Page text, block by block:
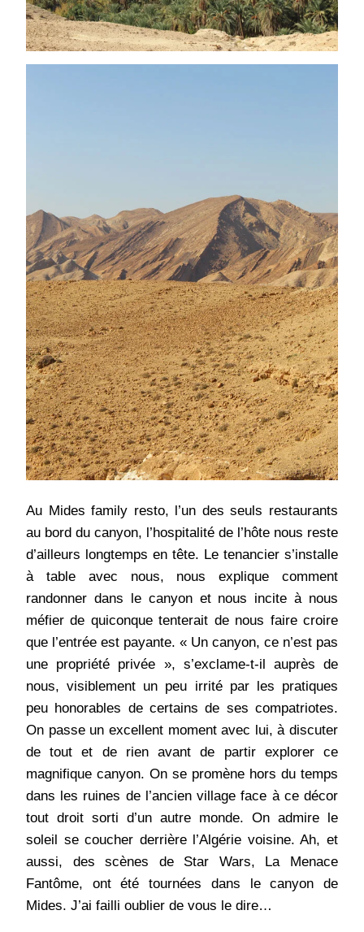
Au Mides family resto, l’un des seuls restaurants
au bord du canyon, l’hospitalité de l’hôte nous reste
d’ailleurs longtemps en tête. Le tenancier s’installe
à table avec nous, nous explique comment
randonner dans le canyon et nous incite à nous
méfier de quiconque tenterait de nous faire croire
que l’entrée est payante. « Un canyon, ce n’est pas
une propriété privée », s’exclame-t-il auprès de
nous, visiblement un peu irrité par les pratiques
peu honorables de certains de ses compatriotes.
On passe un excellent moment avec lui, à discuter
de tout et de rien avant de partir explorer ce
magnifique canyon. On se promène hors du temps
dans les ruines de l’ancien village face à ce décor
tout droit sorti d’un autre monde. On admire le
soleil se coucher derrière l’Algérie voisine. Ah, et
aussi, des scènes de Star Wars, La Menace
Fantôme, ont été tournées dans le canyon de
Mides. J’ai failli oublier de vous le dire…